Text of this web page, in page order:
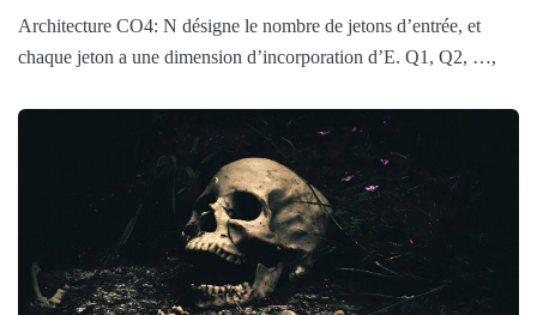
Architecture CO4: N désigne le nombre de jetons d’entrée, et
chaque jeton a une dimension d’incorporation d’E. Q1, Q2, …,